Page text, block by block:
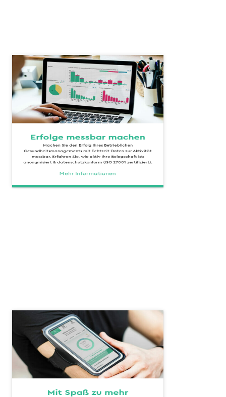
Erfolge messbar machen
Machen Sie den Erfolg Ihres Betrieblichen
Gesundheitsmanagements mit Echtzeit-Daten zur Aktivität
messbar. Erfahren Sie, wie aktiv Ihre Belegschaft ist:
anonymisiert & datenschutzkonform (ISO 27001 zertifiziert).
Mehr Informationen
Mit Spaß zu mehr